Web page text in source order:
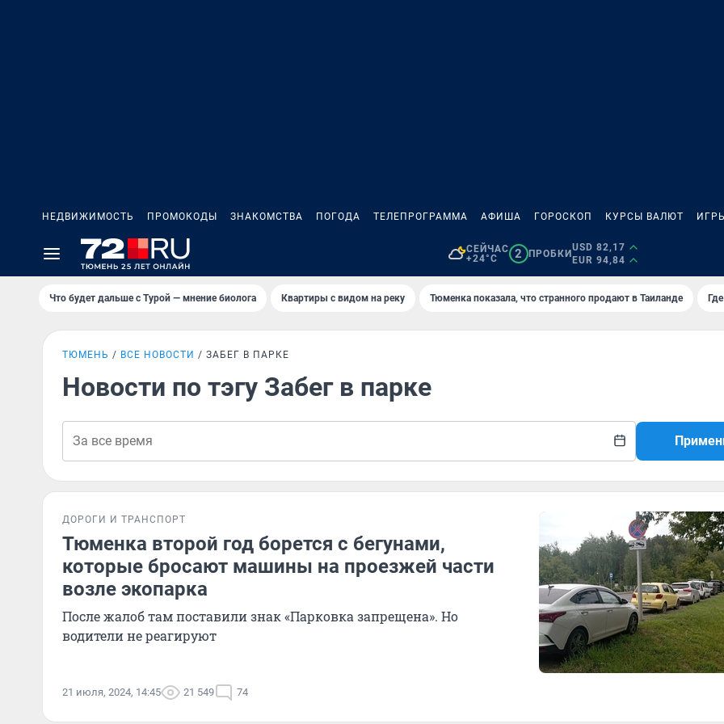
НЕДВИЖИМОСТЬ ПРОМОКОДЫ ЗНАКОМСТВА ПОГОДА ТЕЛЕПРОГРАММА АФИША ГОРОСКОП КУРСЫ ВАЛЮТ
СЕЙЧАС
+24°C
2 ПРОБКИ
USD 82,17
EUR 94,84
Что будет дальше с Турой — мнение биолога Квартиры с видом на реку Тюменка показала, что странного продают в Таиланде
ТЮМЕНЬ ВСЕ НОВОСТИ ЗАБЕГ В ПАРКЕ
Новости по тэгу Забег в парке
ДОРОГИ И ТРАНСПОРТ
Тюменка второй год борется с бегунами,
которые бросают машины на проезжей части
возле экопарка
После жалоб там поставили знак «Парковка запрещена». Но
водители не реагируют
21 июля, 2024, 14:45 21 549 74